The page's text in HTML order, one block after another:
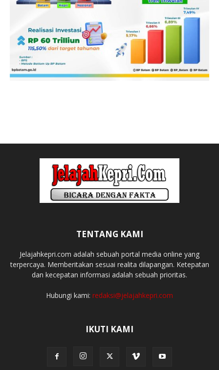
TENTANG KAMI
Jelajahkepri.com adalah sebuah portal media online yang
terpercaya. Memberitakan sesuai realita dilapangan. Ketepatan
dan kecepatan informasi adalah sebuah prioritas.
Hubungi kami: redaksi@jelajahkepri.com
IKUTI KAMI